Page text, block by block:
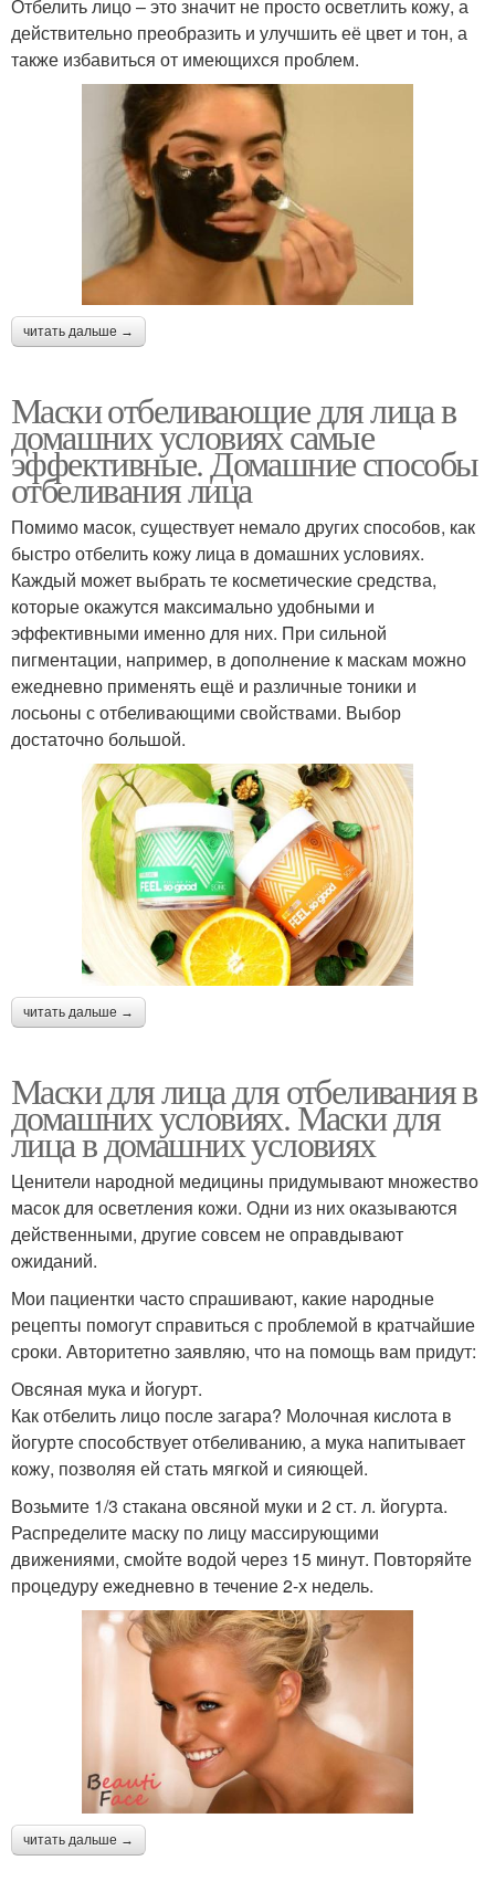
Отбелить лицо – это значит не просто осветлить кожу, а
действительно преобразить и улучшить её цвет и тон, а
также избавиться от имеющихся проблем.
читать дальше →
Маски отбеливающие для лица в
домашних условиях самые
эффективные. Домашние способы
отбеливания лица
Помимо масок, существует немало других способов, как
быстро отбелить кожу лица в домашних условиях.
Каждый может выбрать те косметические средства,
которые окажутся максимально удобными и
эффективными именно для них. При сильной
пигментации, например, в дополнение к маскам можно
ежедневно применять ещё и различные тоники и
лосьоны с отбеливающими свойствами. Выбор
достаточно большой.
читать дальше →
Маски для лица для отбеливания в
домашних условиях. Маски для
лица в домашних условиях
Ценители народной медицины придумывают множество
масок для осветления кожи. Одни из них оказываются
действенными, другие совсем не оправдывают
ожиданий.
Мои пациентки часто спрашивают, какие народные
рецепты помогут справиться с проблемой в кратчайшие
сроки. Авторитетно заявляю, что на помощь вам придут:
Овсяная мука и йогурт.
Как отбелить лицо после загара? Молочная кислота в
йогурте способствует отбеливанию, а мука напитывает
кожу, позволяя ей стать мягкой и сияющей.
Возьмите 1/3 стакана овсяной муки и 2 ст. л. йогурта.
Распределите маску по лицу массирующими
движениями, смойте водой через 15 минут. Повторяйте
процедуру ежедневно в течение 2-х недель.
читать дальше →